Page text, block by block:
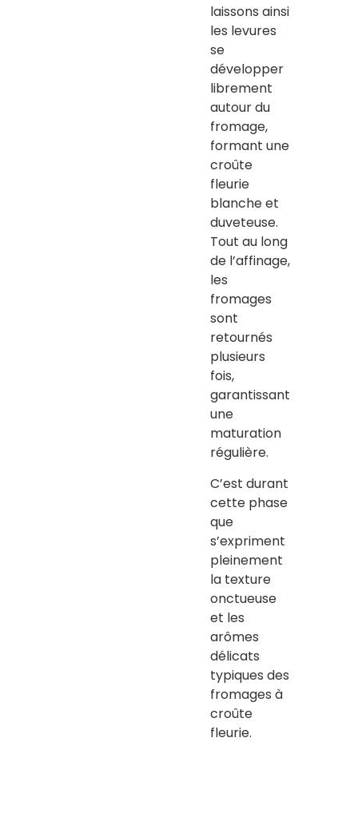
laissons ainsi
les levures
se
développer
librement
autour du
fromage,
formant une
croûte
fleurie
blanche et
duveteuse.
Tout au long
de l’affinage,
les
fromages
sont
retournés
plusieurs
fois,
garantissant
une
maturation
régulière.
C’est durant
cette phase
que
s’expriment
pleinement
la texture
onctueuse
et les
arômes
délicats
typiques des
fromages à
croûte
fleurie.